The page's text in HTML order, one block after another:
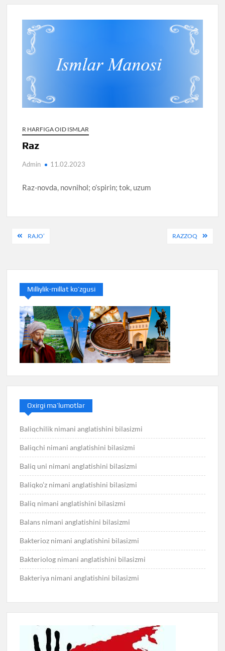
R HARFIGA OID ISMLAR
Raz
Admin 11.02.2023
Raz-novda, novnihol; o’spirin; tok, uzum
PostRAJO’ RAZZOQ
Milliylik-millat ko’zgusi
Oxirgi ma’lumotlar
Baliqchilik nimani anglatishini bilasizmi
Baliqchi nimani anglatishini bilasizmi
Baliq uni nimani anglatishini bilasizmi
Baliqko’z nimani anglatishini bilasizmi
Baliq nimani anglatishini bilasizmi
Balans nimani anglatishini bilasizmi
Bakterioz nimani anglatishini bilasizmi
Bakteriolog nimani anglatishini bilasizmi
Bakteriya nimani anglatishini bilasizmi